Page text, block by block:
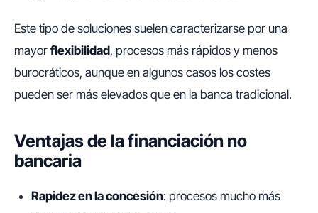
Este tipo de soluciones suelen caracterizarse por una
mayor flexibilidad, procesos más rápidos y menos
burocráticos, aunque en algunos casos los costes
pueden ser más elevados que en la banca tradicional.
Ventajas de la financiación no
bancaria
Rapidez en la concesión: procesos mucho más